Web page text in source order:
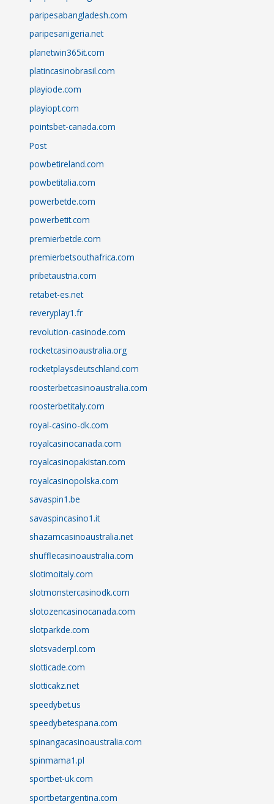
paripesabangladesh.com
paripesanigeria.net
planetwin365it.com
platincasinobrasil.com
playiode.com
playiopt.com
pointsbet-canada.com
Post
powbetireland.com
powbetitalia.com
powerbetde.com
powerbetit.com
premierbetde.com
premierbetsouthafrica.com
pribetaustria.com
retabet-es.net
reveryplay1.fr
revolution-casinode.com
rocketcasinoaustralia.org
rocketplaysdeutschland.com
roosterbetcasinoaustralia.com
roosterbetitaly.com
royal-casino-dk.com
royalcasinocanada.com
royalcasinopakistan.com
royalcasinopolska.com
savaspin1.be
savaspincasino1.it
shazamcasinoaustralia.net
shufflecasinoaustralia.com
slotimoitaly.com
slotmonstercasinodk.com
slotozencasinocanada.com
slotparkde.com
slotsvaderpl.com
slotticade.com
slotticakz.net
speedybet.us
speedybetespana.com
spinangacasinoaustralia.com
spinmama1.pl
sportbet-uk.com
sportbetargentina.com